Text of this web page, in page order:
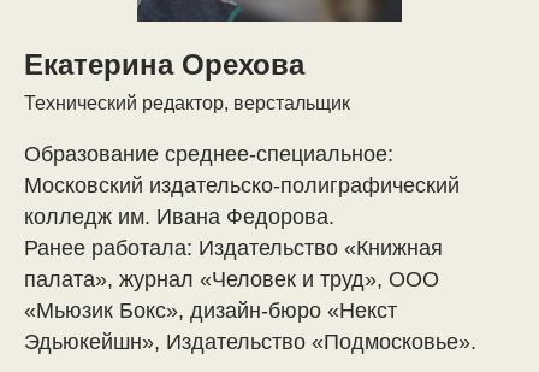
Екатерина Орехова
Технический редактор, верстальщик
Образование среднее-специальное:
Московский издательско-полиграфический
колледж им. Ивана Федорова.
Ранее работала: Издательство «Книжная
палата», журнал «Человек и труд», ООО
«Мьюзик Бокс», дизайн-бюро «Некст
Эдьюкейшн», Издательство «Подмосковье».